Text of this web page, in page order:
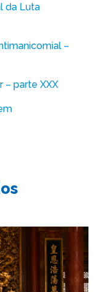
da Luta
–
– parte XXX